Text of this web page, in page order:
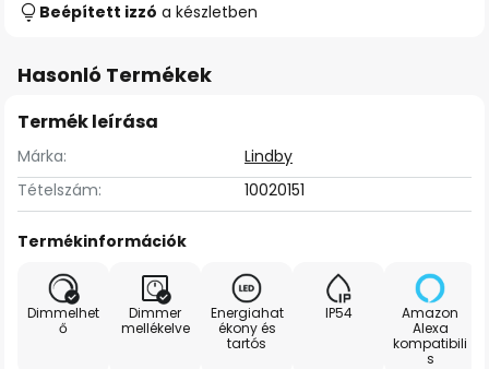
Beépített izzó a készletben
Hasonló Termékek
Termék leírása
Márka:
Lindby
Tételszám:
10020151
Termékinformációk
Dimmelhet
ő
Dimmer
mellékelve
Energiahat
ékony és
tartós
IP54
Amazon
Alexa
kompatibili
s